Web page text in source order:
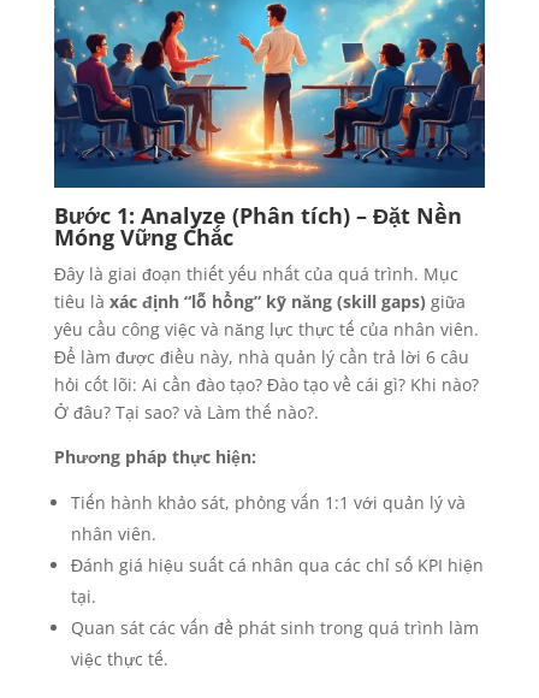
Bước 1: Analyze (Phân tích) – Đặt Nền
Móng Vững Chắc
Đây là giai đoạn thiết yếu nhất của quá trình. Mục
tiêu là xác định “lỗ hổng” kỹ năng (skill gaps) giữa
yêu cầu công việc và năng lực thực tế của nhân viên.
Để làm được điều này, nhà quản lý cần trả lời 6 câu
hỏi cốt lõi: Ai cần đào tạo? Đào tạo về cái gì? Khi nào?
Ở đâu? Tại sao? và Làm thế nào?.
Phương pháp thực hiện:
Tiến hành khảo sát, phỏng vấn 1:1 với quản lý và
nhân viên.
Đánh giá hiệu suất cá nhân qua các chỉ số KPI hiện
tại.
Quan sát các vấn đề phát sinh trong quá trình làm
việc thực tế.